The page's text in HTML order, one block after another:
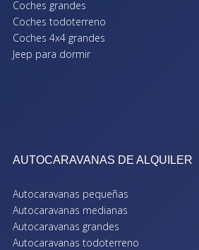
Coches grandes
Coches todoterreno
Coches 4x4 grandes
Jeep para dormir
AUTOCARAVANAS DE ALQUILER
Autocaravanas pequeñas
Autocaravanas medianas
Autocaravanas grandes
Autocaravanas todoterreno